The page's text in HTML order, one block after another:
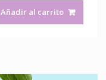
Añadir al carrito